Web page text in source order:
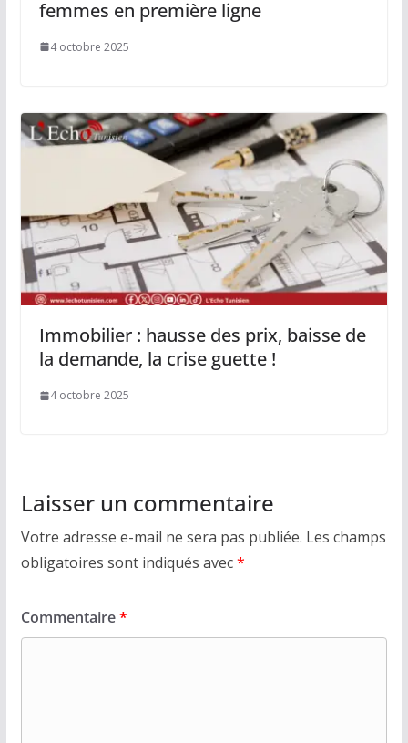
femmes en première ligne
4 octobre 2025
Immobilier : hausse des prix, baisse de
la demande, la crise guette !
4 octobre 2025
Laisser un commentaire
Votre adresse e-mail ne sera pas publiée. Les champs
obligatoires sont indiqués avec*
Commentaire*